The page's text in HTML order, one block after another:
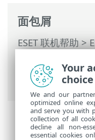
面包屑
ESET 联机帮助>
PROTECT On-
动态组
Your
choice
We and our
optimized online
and serve you with
collection of all
decline all non-
essential cookies